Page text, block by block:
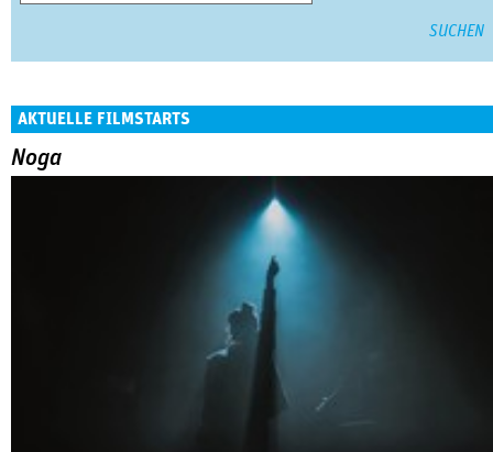
AKTUELLE FILMSTARTS
Noga